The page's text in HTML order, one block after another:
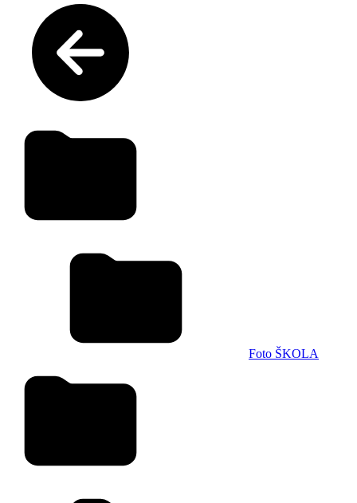
Foto ŠKOLA